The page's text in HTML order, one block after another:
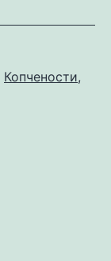
Копчености,